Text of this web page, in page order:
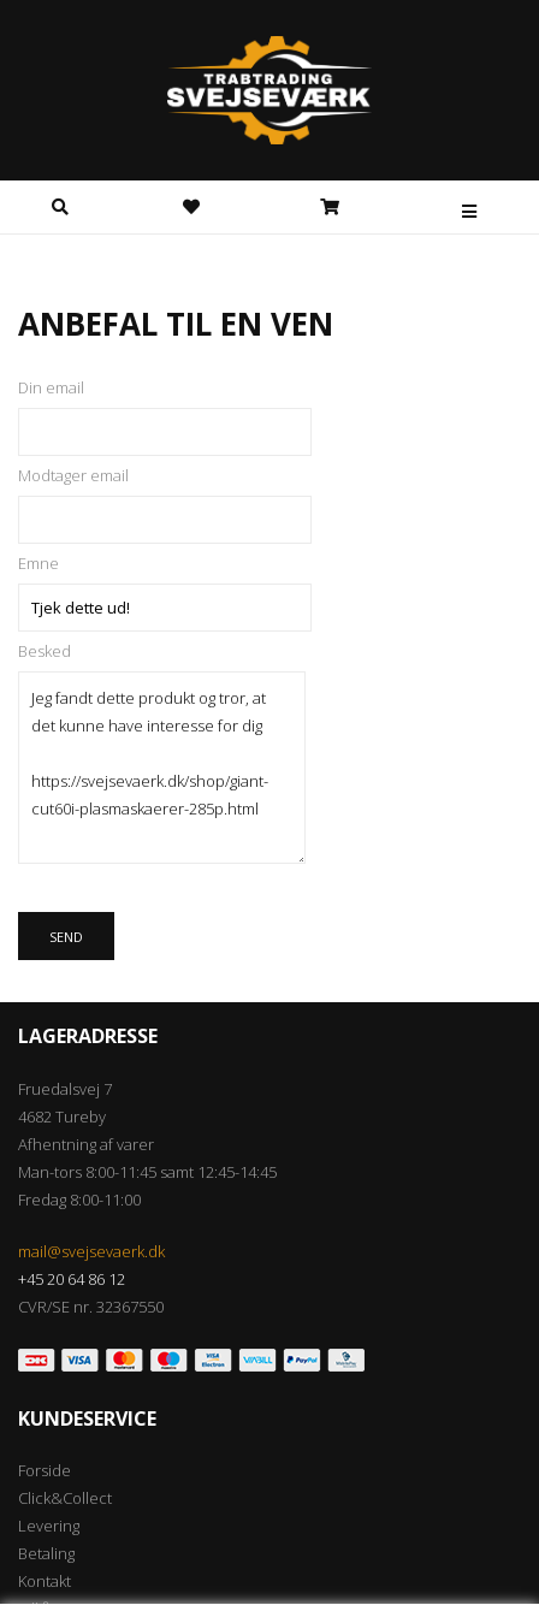
ANBEFAL TIL EN VEN
Din email
Modtager email
Emne
Besked
LAGERADRESSE
Fruedalsvej 7
4682 Tureby
Afhentning af varer
Man-tors 8:00-11:45 samt 12:45-14:45
Fredag 8:00-11:00
mail@svejsevaerk.dk
+45 20 64 86 12
CVR/SE nr. 32367550
KUNDESERVICE
Forside
Click&Collect
Levering
Betaling
Kontakt
Vilkår